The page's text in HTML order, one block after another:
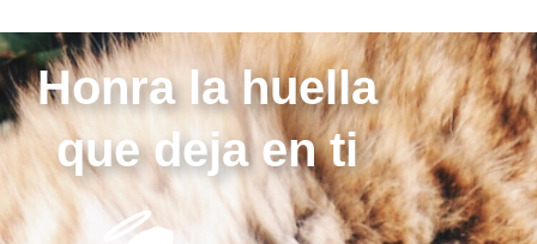
Honra la huella
que deja en ti